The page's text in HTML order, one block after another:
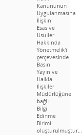
Kanununun
Uygulanmasına
İlişkin
Esas ve
Usuller
Hakkında
Yönetmelik'i
çerçevesinde
Basın
Yayın ve
Halkla
İlişkiler
Müdürlüğüne
bağlı
Bilgi
Edinme
Birimi
oluşturulmuştur...